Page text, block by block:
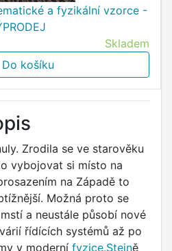
a fyzikální vzorce -
Skladem
košíku
Zrodila se ve starověku
vybojovat si místo na
na Západě to
Možná proto se
a neustále působí nové
řídících systémů až po
v moderní fyzice.Stejně